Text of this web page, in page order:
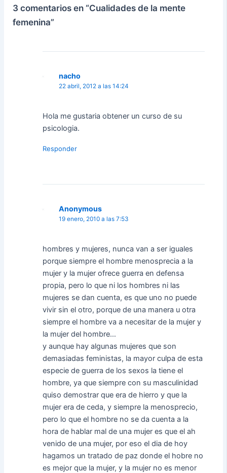
3 comentarios en “Cualidades de la mente
femenina”
nacho
22 abril, 2012 a las 14:24
Hola me gustaria obtener un curso de su
psicologia.
Responder
Anonymous
19 enero, 2010 a las 7:53
hombres y mujeres, nunca van a ser iguales
porque siempre el hombre menosprecia a la
mujer y la mujer ofrece guerra en defensa
propia, pero lo que ni los hombres ni las
mujeres se dan cuenta, es que uno no puede
vivir sin el otro, porque de una manera u otra
siempre el hombre va a necesitar de la mujer y
la mujer del hombre…
y aunque hay algunas mujeres que son
demasiadas feministas, la mayor culpa de esta
especie de guerra de los sexos la tiene el
hombre, ya que siempre con su masculinidad
quiso demostrar que era de hierro y que la
mujer era de ceda, y siempre la menosprecio,
pero lo que el hombre no se da cuenta a la
hora de hablar mal de una mujer es que el ah
venido de una mujer, por eso el dia de hoy
hagamos un tratado de paz donde el hobre no
es mejor que la mujer, y la mujer no es menor